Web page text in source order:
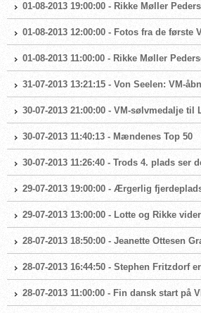
01-08-2013 19:00:00 - Rikke Møller
01-08-2013 12:00:00 - Fotos fra de første
01-08-2013 11:00:00 - Rikke Møller
31-07-2013 13:21:15 - Von Seelen: VM-
30-07-2013 21:00:00 - VM-sølvmedalje
30-07-2013 11:40:13 - Mændenes Top 50
30-07-2013 11:26:40 - Trods 4. plads ser
29-07-2013 19:00:00 - Ærgerlig
29-07-2013 13:00:00 - Lotte og Rikke
28-07-2013 18:50:00 - Jeanette Ottesen
28-07-2013 16:44:50 - Stephen Fritzdorf
28-07-2013 11:00:00 - Fin dansk start på